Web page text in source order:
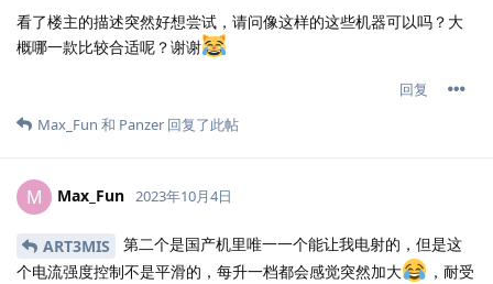
看了楼主的描述突然好想尝试，请问像这样的这些机器可以吗？大
概哪一款比较合适呢？谢谢
回复
Max_Fun 和 Panzer 回复了此帖
M Max_Fun 2023年10月4日
ART3MIS
第二个是国产机里唯一一个能让我电射的，但是这
个电流强度控制不是平滑的，每升一档都会感觉突然加大
，耐受